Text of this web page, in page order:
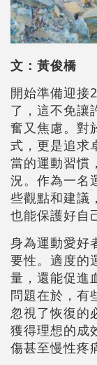
文：黃俊橋
開始準備迎接
了，這不免讓
奮又焦慮。對
式，更是追求
當的運動習慣
況。作為一名
些觀點和建議
也能保護好自
身為運動愛好
要性。適度的
量，還能促進
問題在於，有
忽視了恢復的
獲得理想的成
傷甚至慢性疼